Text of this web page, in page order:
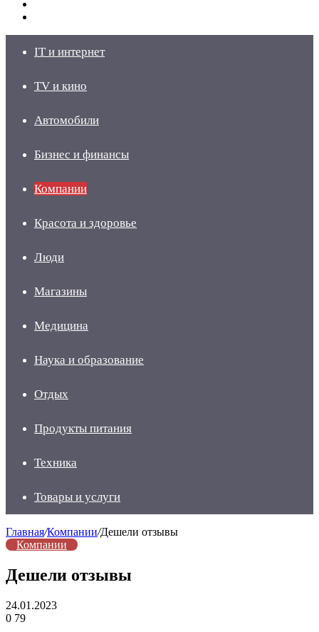
IT и интернет
TV и кино
Автомобили
Бизнес и финансы
Компании
Красота и здоровье
Люди
Магазины
Медицина
Наука и образование
Отдых
Продукты питания
Техника
Товары и услуги
Главная/Компании/Дешели отзывы
Компании
Дешели отзывы
24.01.2023
0 79